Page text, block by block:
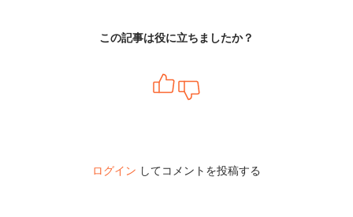
この記事は役に立ちましたか？
ログイン してコメントを投稿する